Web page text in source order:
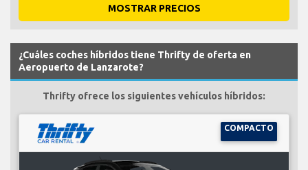
MOSTRAR PRECIOS
¿Cuáles coches híbridos tiene Thrifty de oferta en
Aeropuerto de Lanzarote?
Thrifty ofrece los siguientes vehículos híbridos:
COMPACTO